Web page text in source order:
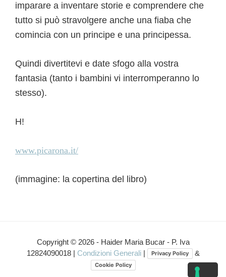
imparare a inventare storie e comprendere che
tutto si può stravolgere anche una fiaba che
comincia con un principe e una principessa.
Quindi divertitevi e date sfogo alla vostra
fantasia (tanto i bambini vi interromperanno lo
stesso).
H!
www.picarona.it/
(immagine: la copertina del libro)
lettore
Copyright © 2026 - Haider Maria Bucar - P. Iva
12824090018 | Condizioni Generali | Privacy Policy &
Cookie Policy